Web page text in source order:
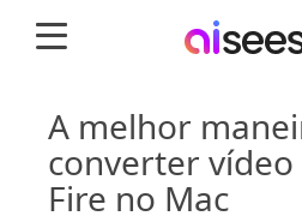
A melhor
converter
Fire no Mac